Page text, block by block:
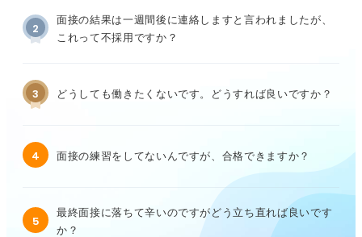
2
面接の結果は一週間後に連絡しますと言われましたが、
これって不採用ですか？
3 どうしても働きたくないです。どうすれば良いですか？
4 面接の練習をしてないんですが、合格できますか？
5
最終面接に落ちて辛いのですがどう立ち直れば良いです
か？